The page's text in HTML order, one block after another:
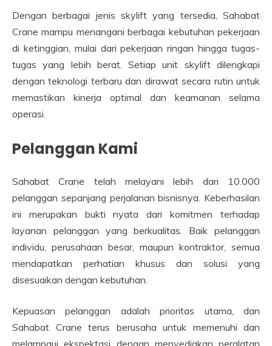
Dengan berbagai jenis skylift yang tersedia, Sahabat
Crane mampu menangani berbagai kebutuhan pekerjaan
di ketinggian, mulai dari pekerjaan ringan hingga tugas-
tugas yang lebih berat. Setiap unit skylift dilengkapi
dengan teknologi terbaru dan dirawat secara rutin untuk
memastikan kinerja optimal dan keamanan selama
operasi.
Pelanggan Kami
Sahabat Crane telah melayani lebih dari 10.000
pelanggan sepanjang perjalanan bisnisnya. Keberhasilan
ini merupakan bukti nyata dari komitmen terhadap
layanan pelanggan yang berkualitas. Baik pelanggan
individu, perusahaan besar, maupun kontraktor, semua
mendapatkan perhatian khusus dan solusi yang
disesuaikan dengan kebutuhan.
Kepuasan pelanggan adalah prioritas utama, dan
Sahabat Crane terus berusaha untuk memenuhi dan
melampaui ekspektasi dengan menyediakan peralatan